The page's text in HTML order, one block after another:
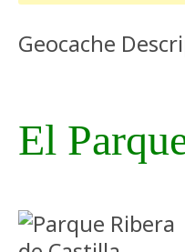
Geocache
El